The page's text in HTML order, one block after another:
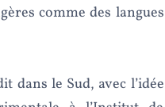
comme des langues
dans le Sud, avec l’idée